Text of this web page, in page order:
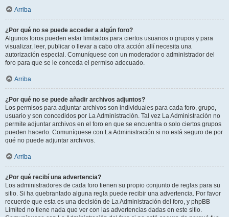
Arriba
¿Por qué no se puede acceder a algún foro?
Algunos foros pueden estar limitados para ciertos usuarios o grupos y para
visualizar, leer, publicar o llevar a cabo otra acción allí necesita una
autorización especial. Comuníquese con un moderador o administrador del
foro para que se le conceda el permiso adecuado.
Arriba
¿Por qué no se puede añadir archivos adjuntos?
Los permisos para adjuntar archivos son individuales para cada foro, grupo,
usuario y son concedidos por La Administración. Tal vez La Administración no
permite adjuntar archivos en el foro en que se encuentra o solo ciertos grupos
pueden hacerlo. Comuníquese con La Administración si no está seguro de por
qué no puede adjuntar archivos.
Arriba
¿Por qué recibí una advertencia?
Los administradores de cada foro tienen su propio conjunto de reglas para su
sitio. Si ha quebrantado alguna regla puede recibir una advertencia. Por favor
recuerde que esta es una decisión de La Administración del foro, y phpBB
Limited no tiene nada que ver con las advertencias dadas en este sitio.